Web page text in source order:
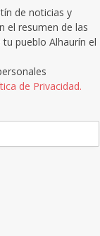
de noticias y
el resumen de las
pueblo Alhaurín el
de Privacidad.